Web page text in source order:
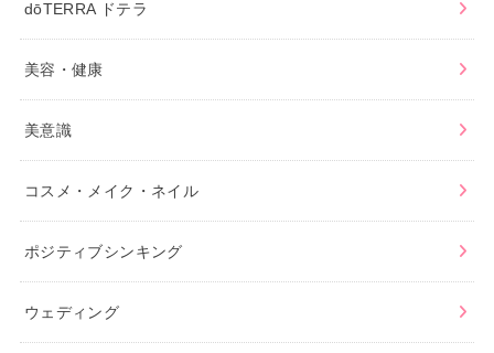
dōTERRA ドテラ
美容・健康
美意識
コスメ・メイク・ネイル
ポジティブシンキング
ウェディング